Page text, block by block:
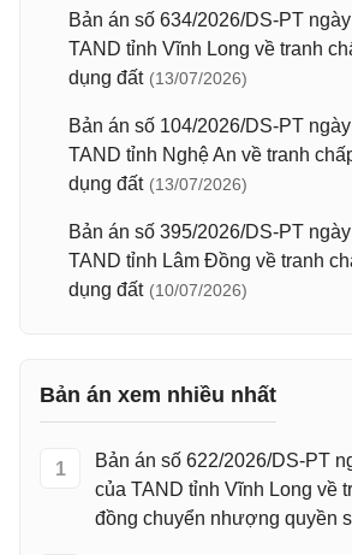
Bản án số 634/2026/DS-PT
TAND tỉnh Vĩnh Long về tranh
dụng đất (13/07/2026)
Bản án số 104/2026/DS-PT
TAND tỉnh Nghệ An về tranh
dụng đất (13/07/2026)
Bản án số 395/2026/DS-PT
TAND tỉnh Lâm Đồng về tranh
dụng đất (10/07/2026)
Bản án xem nhiều nhất
1
Bản án số 622/2026/DS-PT
của TAND tỉnh Vĩnh Long về
đồng chuyển nhượng quyền